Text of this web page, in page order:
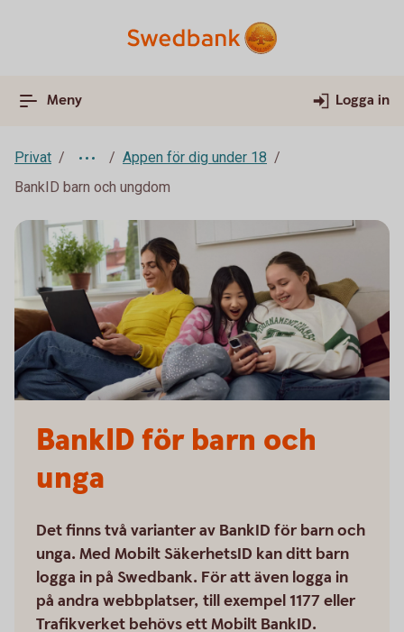
Meny Logga in
Privat
Appen för dig under 18
BankID barn och ungdom
BankID för barn och
unga
Det finns två varianter av BankID för barn och
unga. Med Mobilt SäkerhetsID kan ditt barn
logga in på Swedbank. För att även logga in
på andra webbplatser, till exempel 1177 eller
Trafikverket behövs ett Mobilt BankID.